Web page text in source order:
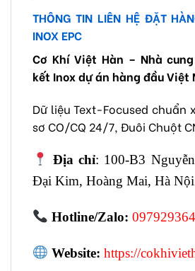
THÔNG TIN LIÊN HỆ ĐẶT
INOX EPC
Cơ Khí Việt Hàn – Nhà
kết Inox dự án hàng đầu Việt
Dữ liệu Text-Focused chuẩn
sơ CO/CQ 24/7, Đuôi Chuột
Địa chỉ: 100-B3
Đại Kim, Hoàng Mai, Hà Nội
Hotline/Zalo:
Website: https://